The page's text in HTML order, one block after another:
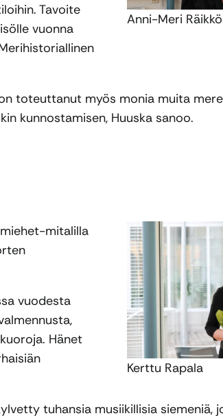
Anni-Meri
Tavoite
vuonna
toteuttanut myös monia muita
kunnostamisen, Huuska sanoo.
Kerttu Rapala
mitalilla
vuodesta
Hänet
tuhansia musiikillisia siemeniä,